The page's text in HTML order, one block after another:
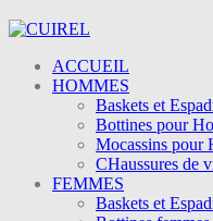
ACCUEIL
HOMMES
Baskets et
Bottines pour
Mocassins pour
CHaussures de
FEMMES
Baskets et